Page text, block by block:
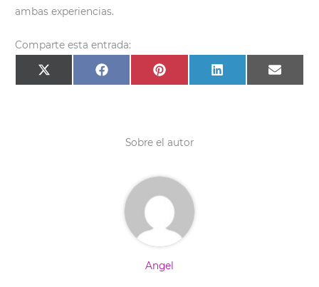
ambas experiencias.
Comparte esta entrada:
Compartir
en
X
(
Compartir
en
F
a
Compartir
en
P
i
s
t
Compartir
en
L
i
en
E
m
Sobre el autor
Angel